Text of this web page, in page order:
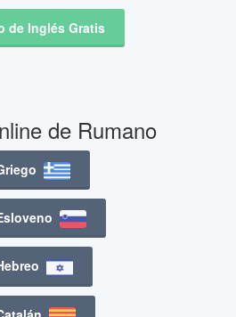
de Inglés Gratis
de Rumano